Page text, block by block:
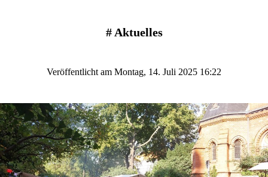
# Aktuelles
Veröffentlicht am Montag, 14. Juli 2025 16:22